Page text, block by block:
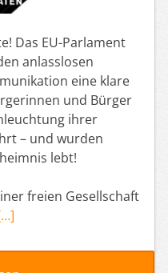
Das EU-Parlament
anlasslosen
eine klare
und Bürger
ihrer
– und wurden
lebt!
freien Gesellschaft